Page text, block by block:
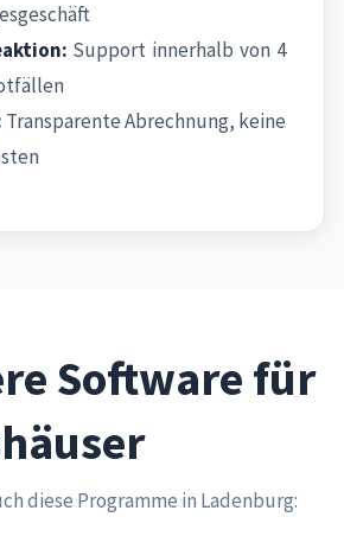
Support innerhalb von 4
Transparente Abrechnung, keine
Software für
diese Programme in Ladenburg: